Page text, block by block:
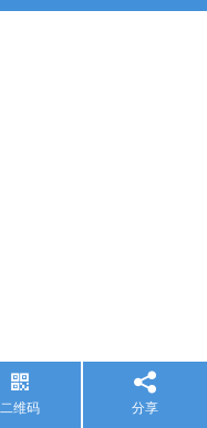
二维码 分享